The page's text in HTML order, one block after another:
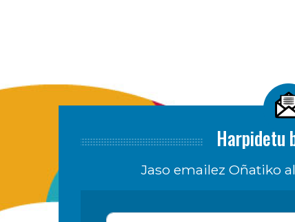
Harpidetu
Jaso emailez Oñatiko